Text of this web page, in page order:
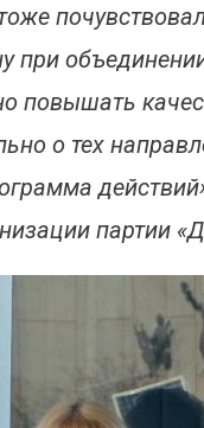
при
повышать
о тех
партии